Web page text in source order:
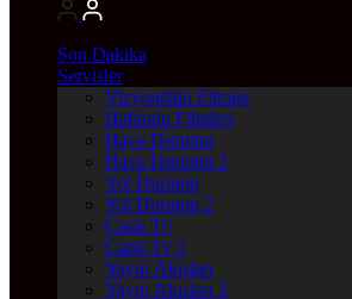
Son Dakika
Servisler
Vizyondaki Filmler
Haftanin Filmleri
Hava Durumu
Hava Durumu 2
Yol Durumu
Yol Durumu 2
Canlı Tv
Canlı Tv 2
Yayın Akışları
Yayın Akışları 2